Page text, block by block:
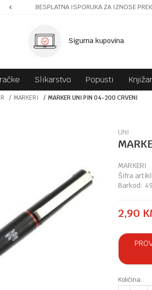
BESPLATNA ISPORUKA ZA IZNOSE
Sigurna kupovina
Slikarstvo Popusti
MARKERI MARKER UNI PIN 04-200 CRVENI
UNI
MARKERI
Šifra
Barkod:
2,90
Količina: